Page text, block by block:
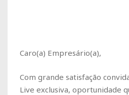
Caro(a) Empresário(a),
Com grande satisfação
Live exclusiva, oportunidade